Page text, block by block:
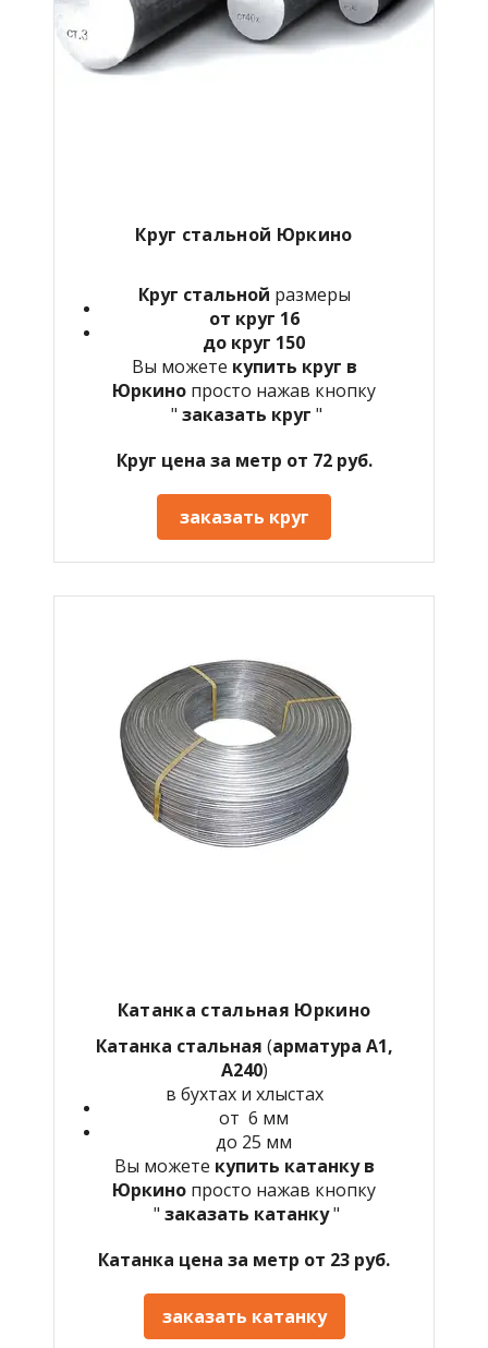
Круг стальной Юркино
Круг стальной размеры
от круг 16
до круг 150
Вы можете купить круг в
Юркино просто нажав кнопку
" заказать круг "
Круг цена за метр от 72 руб.
заказать круг
Катанка стальная Юркино
Катанка стальная (арматура А1,
А240)
в бухтах и хлыстах
от 6 мм
до 25 мм
Вы можете купить катанку в
Юркино просто нажав кнопку
" заказать катанку"
Катанка цена за метр от 23 руб.
заказать катанку